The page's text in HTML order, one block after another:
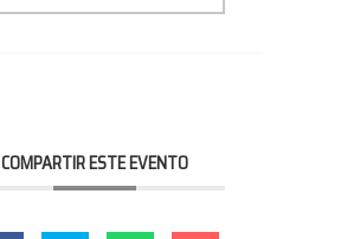
COMPARTIR ESTE EVENTO